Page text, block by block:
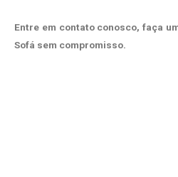
Entre em contato conosco, faça
Sofá sem compromisso.